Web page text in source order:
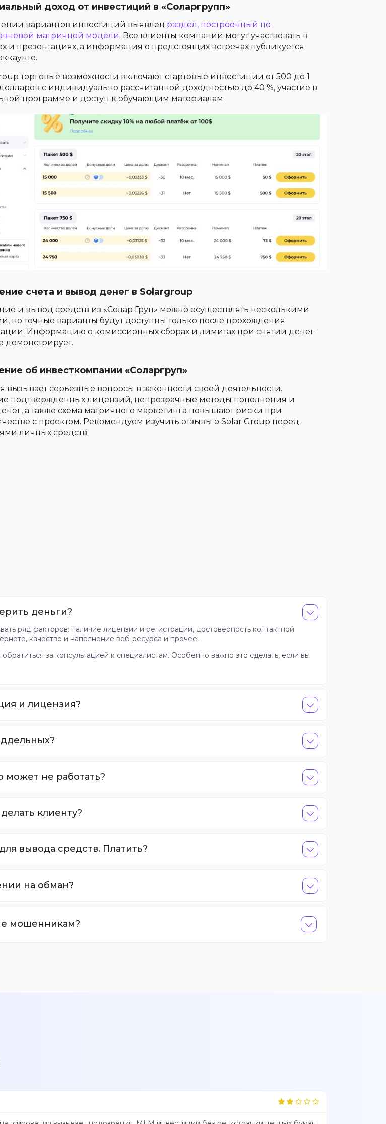
доход от инвестиций в «Соларгрупп»
вариантов инвестиций выявлен раздел, построенный по
матричной модели. Все клиенты компании могут участвовать в
и презентациях, а информация о предстоящих встречах публикуется
торговые возможности включают стартовые инвестиции от 500 до 1
с индивидуально рассчитанной доходностью до 40 %, участие в
программе и доступ к обучающим материалам.
счета и вывод денег в Solargroup
и вывод средств из «Солар Груп» можно осуществлять несколькими
но точные варианты будут доступны только после прохождения
Информацию о комиссионных сборах и лимитах при снятии денег
демонстрирует.
об инвесткомпании «Соларгруп»
вызывает серьезные вопросы в законности своей деятельности.
подтвержденных лицензий, непрозрачные методы пополнения и
а также схема матричного маркетинга повышают риски при
с проектом. Рекомендуем изучить отзывы о Solar Group перед
личных средств.
деньги?
ряд факторов: наличие лицензии и регистрации, достоверность контактной
качество и наполнение веб-ресурса и прочее.
за консультацией к специалистам. Особенно важно это сделать, если вы
и лицензия?
не работать?
клиенту?
вывода средств. Платить?
на обман?
мошенникам?